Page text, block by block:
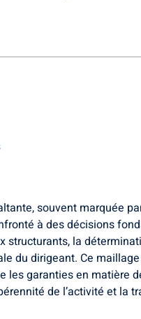
souvent marquée
à des décisions
structurants, la
du dirigeant. Ce
garanties en matière
de l’activité et la